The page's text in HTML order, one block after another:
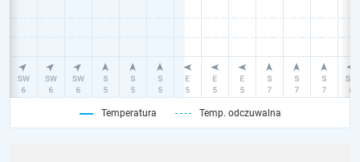
Temperatura Temp. odczuwalna